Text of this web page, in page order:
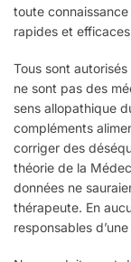
toute
rapides et
Tous sont
ne sont pas des
sens allopathique
compléments
corriger des
théorie de la
données ne
thérapeute. En
responsables